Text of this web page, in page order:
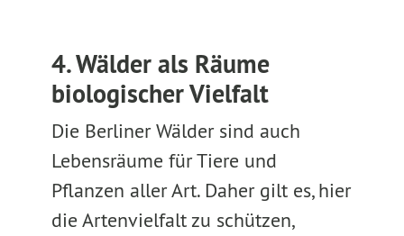
4. Wälder als Räume
biologischer Vielfalt
Die Berliner Wälder sind auch
Lebensräume für Tiere und
Pflanzen aller Art. Daher gilt es, hier
die Artenvielfalt zu schützen,